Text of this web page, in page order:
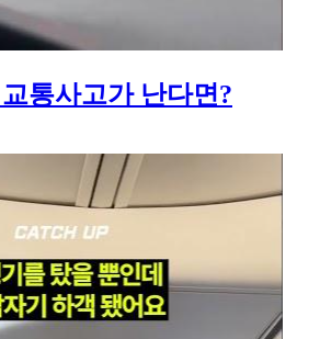
통사고가 난다면?